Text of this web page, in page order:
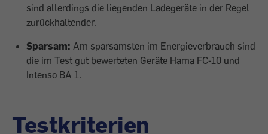
sind allerdings die liegenden Ladegeräte in der Regel
zurückhaltender.
Sparsam: Am sparsamsten im Energieverbrauch sind
die im Test gut bewerteten Geräte Hama FC-10 und
Intenso BA 1.
Testkriterien